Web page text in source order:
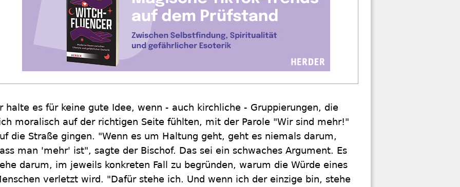
halte es für keine gute Idee, wenn - auch kirchliche - Gruppierungen, die
moralisch auf der richtigen Seite fühlten, mit der Parole "Wir sind mehr!"
die Straße gingen. "Wenn es um Haltung geht, geht es niemals darum,
man 'mehr' ist", sagte der Bischof. Das sei ein schwaches Argument. Es
darum, im jeweils konkreten Fall zu begründen, warum die Würde eines
verletzt wird. "Dafür stehe ich. Und wenn ich der einzige bin, stehe